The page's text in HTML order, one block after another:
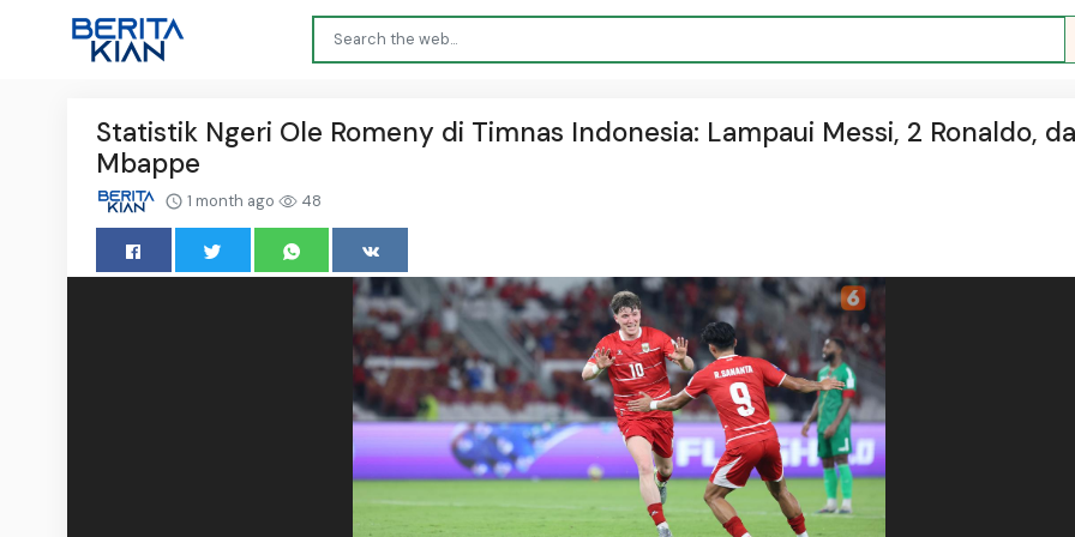
Statistik Ngeri Ole Romeny di Timnas Indonesia: Lampaui Messi, 2 Ronaldo,
Mbappe
1 month ago 48